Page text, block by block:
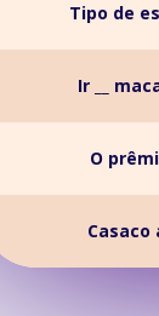
Tipo de
Ir __
O